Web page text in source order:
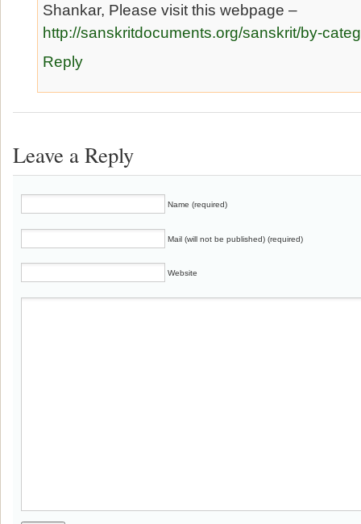
Shankar, Please visit this webpage –
http://sanskritdocuments.org/sanskrit/by-
Reply
Leave a Reply
Name (required)
Mail (will not be published) (required)
Website